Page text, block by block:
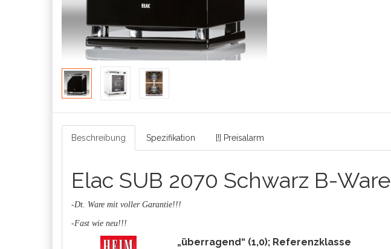
Beschreibung Spezifikation [!] Preisalarm
Elac SUB 2070 Schwarz B-Ware
-Dt. Ware mit voller Garantie!!!
-Fast wie neu!!!
„überragend“ (1,0); Referenzklasse